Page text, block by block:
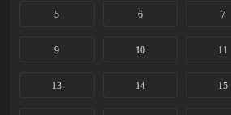
5 6 7
9 10 11
13 14 15